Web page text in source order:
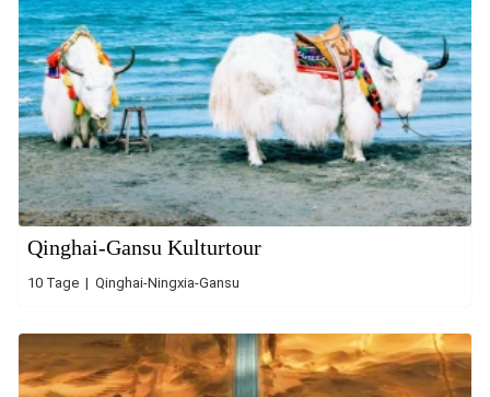
Qinghai-Gansu Kulturtour
10 Tage | Qinghai-Ningxia-Gansu